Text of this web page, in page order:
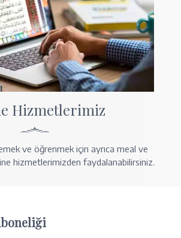
Hizmetlerimiz
ve öğrenmek için ayrıca meal ve
hizmetlerimizden faydalanabilirsiniz.